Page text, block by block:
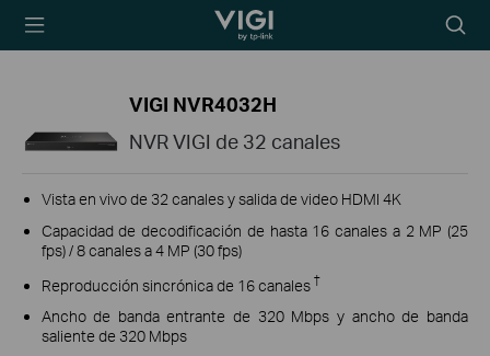
TP-Link, Reliably
icon
VIGI NVR4032H
NVR VIGI de 32 canales
Vista en vivo de 32 canales y salida de video HDMI 4K
Capacidad de decodificación de hasta 16 canales a 2 MP (25
fps) / 8 canales a 4 MP (30 fps)
Reproducción sincrónica de 16 canales †
Ancho de banda entrante de 320 Mbps y ancho de banda
saliente de 320 Mbps